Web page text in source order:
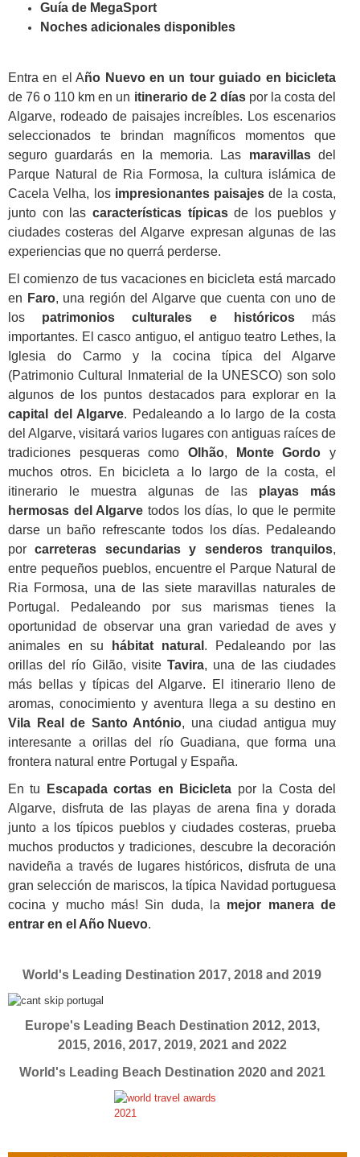
Guía de MegaSport
Noches adicionales disponibles
Entra en el Año Nuevo en un tour guiado en bicicleta
de 76 o 110 km en un itinerario de 2 díaspor la costa del
Algarve, rodeado de paisajes increíbles. Los escenarios
seleccionados te brindan magníficos momentos que
seguro guardarás en la memoria. Las maravillasdel
Parque Natural de Ria Formosa, la cultura islámica de
Cacela Velha, los impresionantes paisajes de la costa,
junto con las características típicasde los pueblos y
ciudades costeras del Algarve expresan algunas de las
experiencias que no querrá perderse.
El comienzo de tus vacaciones en bicicleta está marcado
en Faro, una región del Algarve que cuenta con uno de
los patrimonios culturales e históricosmás
importantes. El casco antiguo, el antiguo teatro Lethes, la
Iglesia do Carmo y la cocina típica del Algarve
(Patrimonio Cultural Inmaterial de la UNESCO) son solo
algunos de los puntos destacados para explorar en la
capital del Algarve. Pedaleando a lo largo de la costa
del Algarve, visitará varios lugares con antiguas raíces de
tradiciones pesqueras como Olhão, Monte Gordo y
muchos otros. En bicicleta a lo largo de la costa, el
itinerario le muestra algunas de las playas más
hermosas del Algarve todos los días, lo que le permite
darse un baño refrescante todos los días. Pedaleando
porcarreteras secundarias y senderos tranquilos,
entre pequeños pueblos, encuentre el Parque Natural de
Ria Formosa, una de las siete maravillas naturales de
Portugal. Pedaleando por sus marismas tienes la
oportunidad de observar una gran variedad de aves y
animales en su
hábitat natural . Pedaleando por las
orillas del río Gilão, visiteTavira, una de las ciudades
más bellas y típicas del Algarve. El itinerario lleno de
aromas, conocimiento y aventura llega a su destino en
Vila Real de Santo António, una ciudad antigua muy
interesante a orillas del río Guadiana, que forma una
frontera natural entre Portugal y España.
En tu
Escapada cortas en Bicicleta por la Costa del
Algarve, disfruta de las playas de arena fina y dorada
junto a los típicos pueblos y ciudades costeras, prueba
muchos productos y tradiciones, descubre la decoración
navideña a través de lugares históricos, disfruta de una
gran selección de mariscos, la típica Navidad portuguesa
cocina y mucho más! Sin duda, la mejor manera de
entrar en el Año Nuevo.
World's Leading Destination 2017, 2018 and 2019
Europe's Leading Beach Destination 2012, 2013,
2015, 2016, 2017, 2019, 2021 and 2022
World's Leading Beach Destination 2020 and 2021